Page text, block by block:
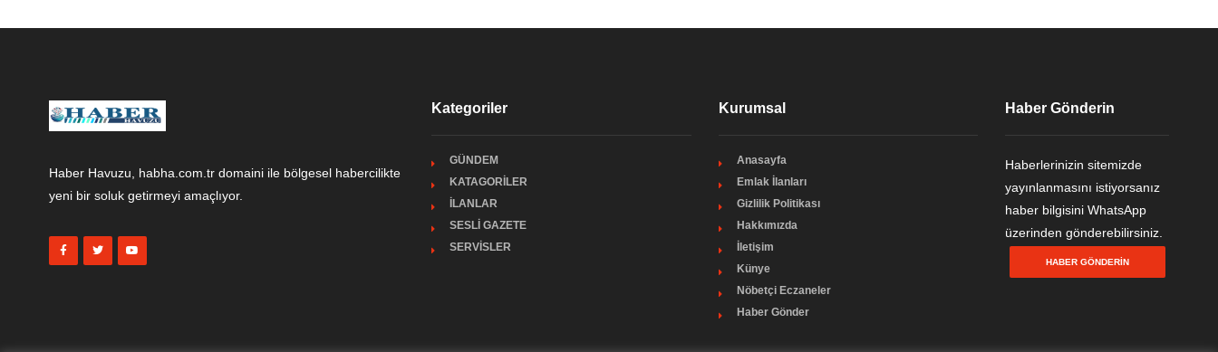
Haber Havuzu, habha.com.tr domaini ile bölgesel habercilikte
yeni bir soluk getirmeyi amaçlıyor.
Kategoriler
GÜNDEM
KATAGORİLER
İLANLAR
SESLİ GAZETE
SERVİSLER
Kurumsal
Anasayfa
Emlak İlanları
Gizlilik Politikası
Hakkımızda
İletişim
Künye
Nöbetçi Eczaneler
Haber Gönder
Haber Gönderin
Haberlerinizin sitemizde
yayınlanmasını istiyorsanız
haber bilgisini WhatsApp
üzerinden gönderebilirsiniz.
HABER GÖNDERIN